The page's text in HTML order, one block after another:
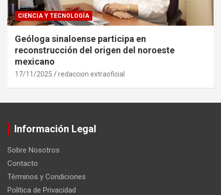
CIENCIA Y TECNOLOGÍA
Geóloga sinaloense participa en
reconstrucción del origen del noroeste
mexicano
17/11/2025 redaccion extraoficial
Información Legal
Sobre Nosotros
Contacto
Términos y Condiciones
Política de Privacidad